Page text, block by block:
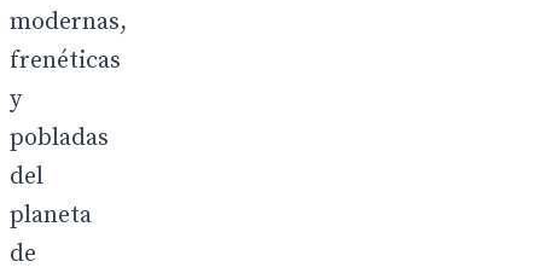
modernas,
frenéticas
y
pobladas
del
planeta
de